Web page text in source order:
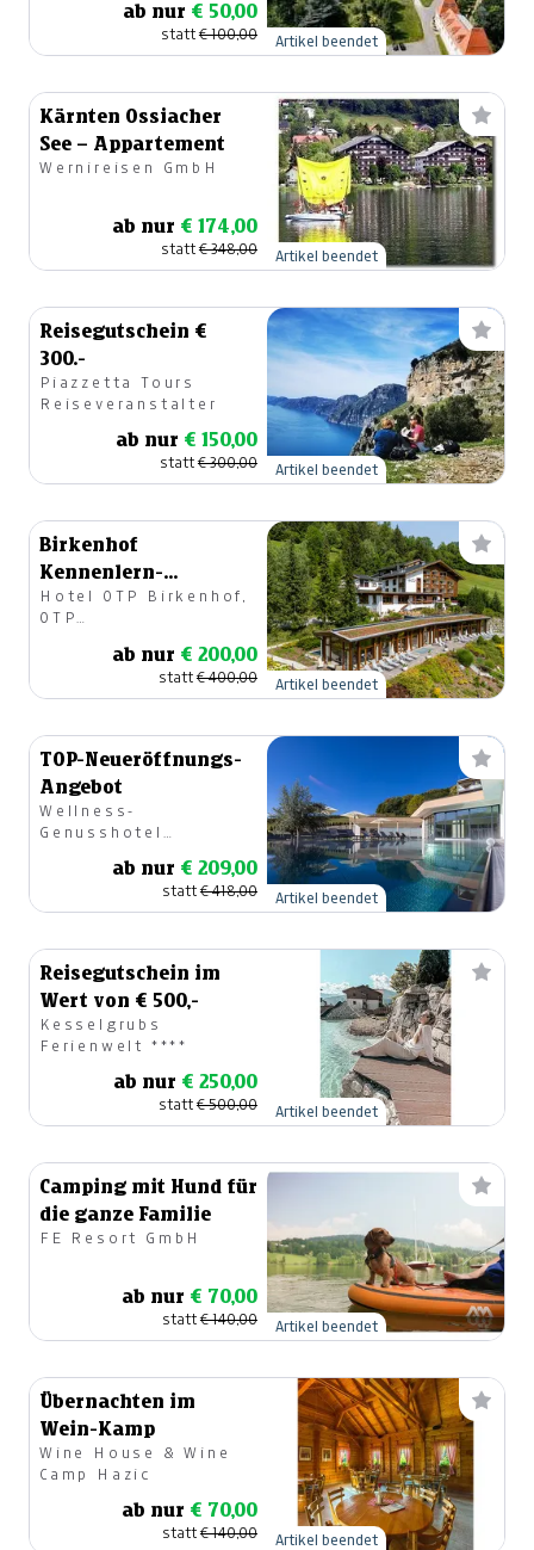
ab nur € 50,00
statt€ 100,00 Artikel beendet
Kärnten Ossiacher
See – Appartement
Wernireisen GmbH
ab nur € 174,00
statt€ 348,00 Artikel beendet
Reisegutschein €
300.-
Piazzetta Tours
Reiseveranstalter
ab nur € 150,00
statt€ 300,00 Artikel beendet
Birkenhof
Kennenlern-
Gutschein
Hotel OTP Birkenhof,
OTP
ab nur € 200,00
statt€ 400,00 Artikel beendet
TOP-Neueröffnungs-
Angebot
Wellness-
Genusshotel
ab nur € 209,00
statt€ 418,00 Artikel beendet
Reisegutschein im
Wert von € 500,-
Kesselgrubs
Ferienwelt ****
ab nur € 250,00
statt€ 500,00 Artikel beendet
Camping mit Hund für
die ganze Familie
FE Resort GmbH
ab nur € 70,00
statt€ 140,00 Artikel beendet
Übernachten im
Wein-Kamp
Wine House & Wine
Camp Hazic
ab nur € 70,00
statt€ 140,00 Artikel beendet